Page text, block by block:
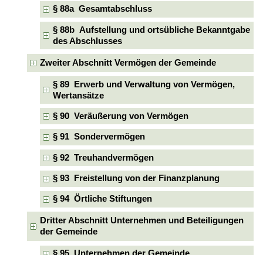
§ 88a Gesamtabschluss
§ 88b Aufstellung und ortsübliche Bekanntgabe
des Abschlusses
Zweiter Abschnitt Vermögen der Gemeinde
§ 89 Erwerb und Verwaltung von Vermögen,
Wertansätze
§ 90 Veräußerung von Vermögen
§ 91 Sondervermögen
§ 92 Treuhandvermögen
§ 93 Freistellung von der Finanzplanung
§ 94 Örtliche Stiftungen
Dritter Abschnitt Unternehmen und Beteiligungen
der Gemeinde